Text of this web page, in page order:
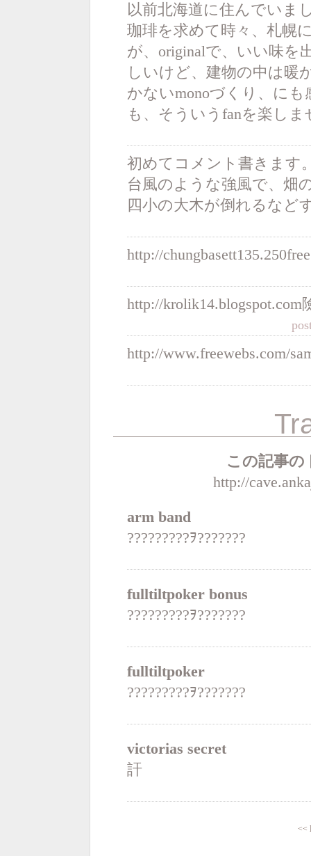
以前北海道に住んでいま
珈琲を求めて時々、札幌
が、originalで、いい味を
しいけど、建物の中は暖
かないmonoづくり、に
も、そういうfanを楽し
初めてコメント書きます
台風のような強風で、畑
四小の大木が倒れるなど
http://
http://krolik14.blogspot.com
http://www.freewebs.com/
この記事
http://
arm band
?????????ｦ???????
fulltiltpoker bonus
?????????ｦ???????
fulltiltpoker
?????????ｦ???????
victorias secret
訐
<<